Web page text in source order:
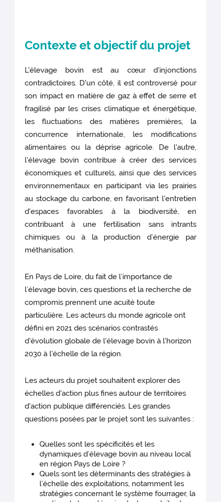
Contexte et objectif du projet
L'élevage bovin est au cœur d'injonctions
contradictoires. D'un côté, il est controversé pour
son impact en matière de gaz à effet de serre et
fragilisé par les crises climatique et énergétique,
les fluctuations des matières premières, la
concurrence internationale, les modifications
alimentaires ou la déprise agricole. De l'autre,
l'élevage bovin contribue à créer des services
économiques et culturels, ainsi que des services
environnementaux en participant via les prairies
au stockage du carbone, en favorisant l'entretien
d'espaces favorables à la biodiversité, en
contribuant à une fertilisation sans intrants
chimiques ou à la production d’énergie par
méthanisation.
En Pays de Loire, du fait de l’importance de
l’élevage bovin, ces questions et la recherche de
compromis prennent une acuité toute
particulière. Les acteurs du monde agricole ont
défini en 2021 des scénarios contrastés
d'évolution globale de l'élevage bovin à l'horizon
2030 à l'échelle de la région.
Les acteurs du projet souhaitent explorer des
échelles d'action plus fines autour de territoires
d'action publique différenciés. Les grandes
questions posées par le projet sont les suivantes :
Quelles sont les spécificités et les
dynamiques d’élevage bovin au niveau local
en région Pays de Loire ?
Quels sont les déterminants des stratégies à
l’échelle des exploitations, notamment les
stratégies concernant le système fourrager, la